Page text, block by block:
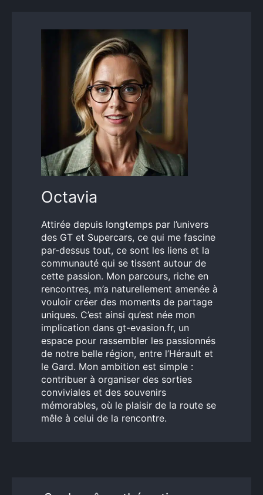
Octavia
Attirée depuis longtemps par l’univers
des GT et Supercars, ce qui me fascine
par-dessus tout, ce sont les liens et la
communauté qui se tissent autour de
cette passion. Mon parcours, riche en
rencontres, m’a naturellement amenée à
vouloir créer des moments de partage
uniques. C’est ainsi qu’est née mon
implication dans gt-evasion.fr, un
espace pour rassembler les passionnés
de notre belle région, entre l’Hérault et
le Gard. Mon ambition est simple :
contribuer à organiser des sorties
conviviales et des souvenirs
mémorables, où le plaisir de la route se
mêle à celui de la rencontre.